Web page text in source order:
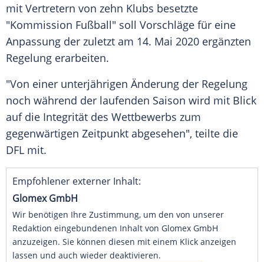
mit Vertretern von zehn Klubs besetzte
"Kommission Fußball" soll Vorschläge für eine
Anpassung der zuletzt am 14. Mai 2020 ergänzten
Regelung erarbeiten.
"Von einer unterjährigen Änderung der Regelung
noch während der laufenden Saison wird mit Blick
auf die Integrität des Wettbewerbs zum
gegenwärtigen Zeitpunkt abgesehen", teilte die
DFL mit.
Empfohlener externer Inhalt:
Glomex GmbH
Wir benötigen Ihre Zustimmung, um den von unserer
Redaktion eingebundenen Inhalt von Glomex GmbH
anzuzeigen. Sie können diesen mit einem Klick anzeigen
lassen und auch wieder deaktivieren.